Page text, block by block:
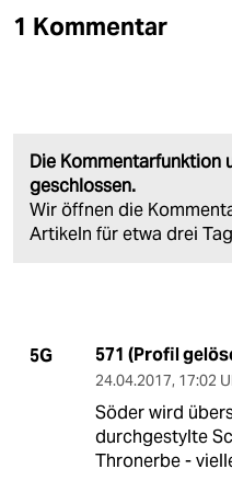
1 Kommentar
Die Kommentarfunktion
geschlossen.
Wir öffnen die
Artikeln für etwa drei
5G 571 (Profil
24.04.2017, 17:02
Söder wird
durchgestylte
Thronerbe -